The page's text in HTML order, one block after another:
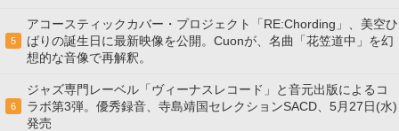
5
アコースティックカバー・プロジェクト「RE:Chording」、美空ひ
ばりの誕生日に最新映像を公開。Cuonが、名曲「花笠道中」を幻
想的な音像で再解釈。
6
ジャズ専門レーベル「ヴィーナスレコード」と音元出版によるコ
ラボ第3弾。優秀録音、寺島靖国セレクションSACD、5月27日(水)
発売